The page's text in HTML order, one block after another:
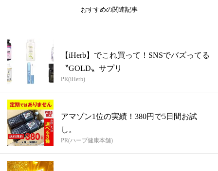
おすすめの関連記事
【iHerb】でこれ買って！SNSでバズってる
〝GOLD〟サプリ
PR(iHerb)
アマゾン1位の実績！380円で5日間お試
し。
PR(ハーブ健康本舗)